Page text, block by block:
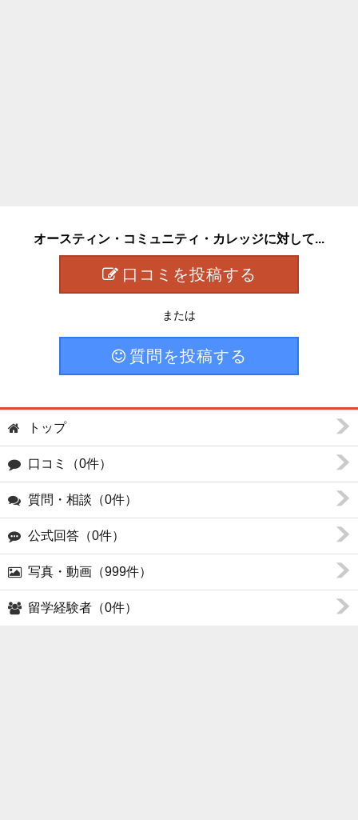
オースティン・コミュニティ・カレッジに対して...
口コミを投稿する
または
質問を投稿する
トップ
口コミ（0件）
質問・相談（0件）
公式回答（0件）
写真・動画（999件）
留学経験者（0件）